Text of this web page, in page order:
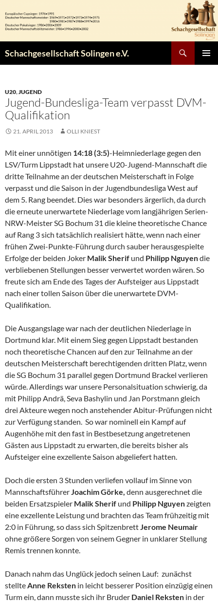
Inhalt
springen
Schachgesellschaft Solingen e.V.
U20,JUGEND
Jugend-Bundesliga-Team verpasst DVM-
Qualifikation
21. APRIL 2013 OLLI KNIEST
Mit einer unnötigen 14:18 (3:5)-Heimniederlage gegen den
LSV/Turm Lippstadt hat unsere U20-Jugend-Mannschaft die
dritte Teilnahme an der deutschen Meisterschaft in Folge
verpasst und die Saison in der Jugendbundesliga West auf
dem 5. Rang beendet. Dies war besonders ärgerlich, da durch
die erneute unerwartete Niederlage vom langjährigen Serien-
NRW-Meister SG Bochum 31 die kleine theoretische Chance
auf Rang 3 sich tatsächlich realisiert hätte, wenn nach einer
frühen Zwei-Punkte-Führung durch sauber herausgespielte
Erfolge der beiden Joker Malik Sherif und Philipp Nguyendie
verbliebenen Stellungen besser verwertet worden wären. So
freute sich am Ende des Tages der Aufsteiger aus Lippstadt
nach einer tollen Saison über die unerwartete DVM-
Qualifikation.
Die Ausgangslage war nach der deutlichen Niederlage in
Dortmund klar. Mit einem Sieg gegen Lippstadt bestanden
noch theoretische Chancen auf den zur Teilnahme an der
deutschen Meisterschaft berechtigenden dritten Platz, wenn
die SG Bochum 31 parallel gegen Dortmund Brackel verlieren
würde. Allerdings war unsere Personalsituation schwierig, da
mit Philipp Andrä, Seva Bashylin und Jan Porstmann gleich
drei Akteure wegen noch anstehender Abitur-Prüfungen nicht
zur Verfügung standen. So war nominell ein Kampf auf
Augenhöhe mit den fast in Bestbesetzung angetretenen
Gästen aus Lippstadt zu erwarten, die bereits bisher als
Aufsteiger eine exzellente Saison abgeliefert hatten.
Doch die ersten 3 Stunden verliefen vollauf im Sinne von
MannschaftsführerJoachim Görke, denn ausgerechnet die
beiden Ersatzspieler Malik Sherif und Philipp Nguyenzeigten
eine exzellente Leistung und brachten das Team frühzeitig mit
2:0 in Führung, so dass sich SpitzenbrettJerome Neumair
ohne größere Sorgen von seinem Gegner in unklarer Stellung
Remis trennen konnte.
Danach nahm das Unglück jedoch seinen Lauf: zunächst
stellteAnne Reksten in leicht besserer Position einzügig einen
Turm ein, dann musste sich ihr Bruder Daniel Reksten in der